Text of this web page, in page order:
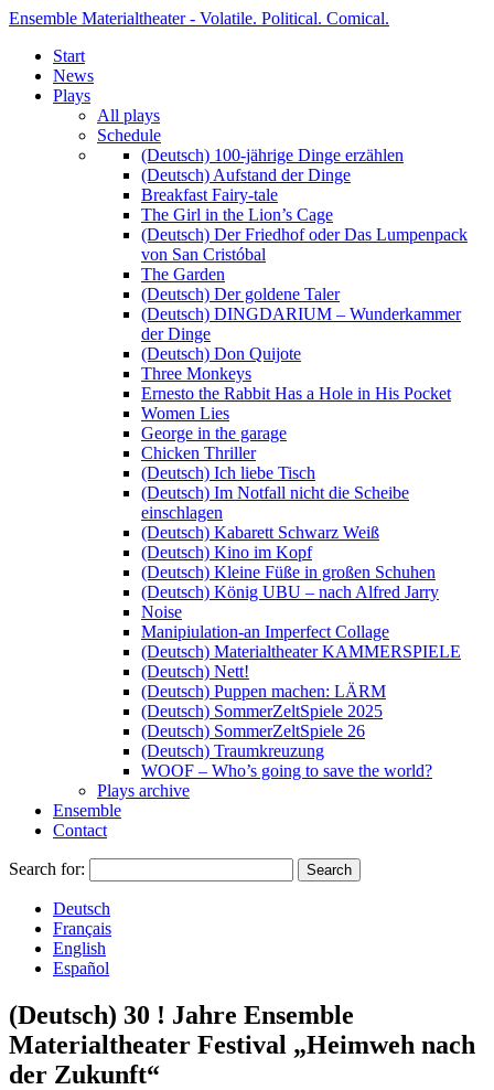
Ensemble Materialtheater - Volatile. Political. Comical.
Start
News
Plays
All plays
Schedule
(Deutsch) 100-jährige Dinge erzählen
(Deutsch) Aufstand der Dinge
Breakfast Fairy-tale
The Girl in the Lion’s Cage
(Deutsch) Der Friedhof oder Das Lumpenpack
von San Cristóbal
The Garden
(Deutsch) Der goldene Taler
(Deutsch) DINGDARIUM – Wunderkammer
der Dinge
(Deutsch) Don Quijote
Three Monkeys
Ernesto the Rabbit Has a Hole in His Pocket
Women Lies
George in the garage
Chicken Thriller
(Deutsch) Ich liebe Tisch
(Deutsch) Im Notfall nicht die Scheibe
einschlagen
(Deutsch) Kabarett Schwarz Weiß
(Deutsch) Kino im Kopf
(Deutsch) Kleine Füße in großen Schuhen
(Deutsch) König UBU – nach Alfred Jarry
Noise
Manipiulation-an Imperfect Collage
(Deutsch) Materialtheater KAMMERSPIELE
(Deutsch) Nett!
(Deutsch) Puppen machen: LÄRM
(Deutsch) SommerZeltSpiele 2025
(Deutsch) SommerZeltSpiele 26
(Deutsch) Traumkreuzung
WOOF – Who’s going to save the world?
Plays archive
Ensemble
Contact
Search for:
Deutsch
Français
English
Español
(Deutsch) 30 ! Jahre Ensemble
Materialtheater Festival „Heimweh nach
der Zukunft“